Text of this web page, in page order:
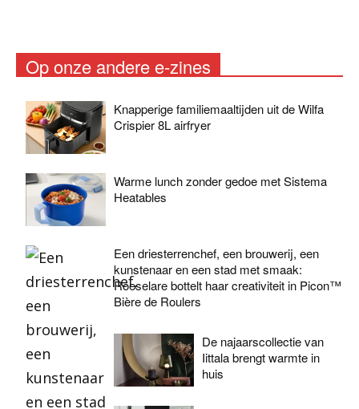
Op onze andere e-zines
Knapperige familiemaaltijden uit de Wilfa
Crispier 8L airfryer
Warme lunch zonder gedoe met Sistema
Heatables
Een driesterrenchef, een brouwerij, een
kunstenaar en een stad met smaak:
Roeselare bottelt haar creativiteit in Picon™
Bière de Roulers
De najaarscollectie van
Iittala brengt warmte in
huis